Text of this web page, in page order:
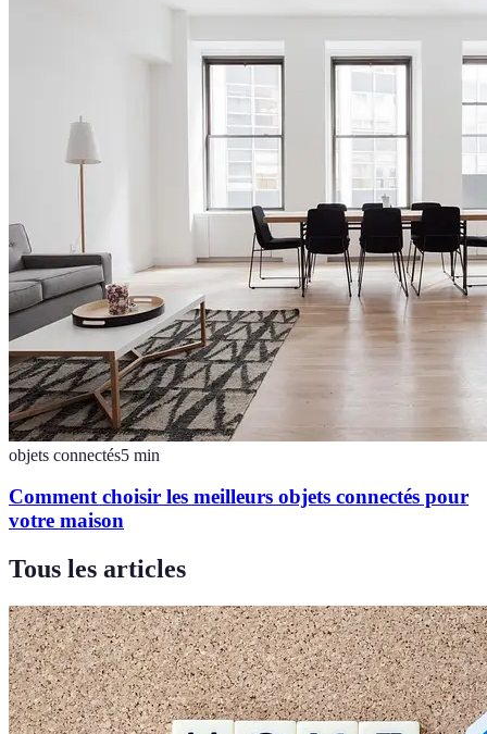
objets connectés5 min
Comment choisir les meilleurs objets connectés pour
votre maison
Tous les articles